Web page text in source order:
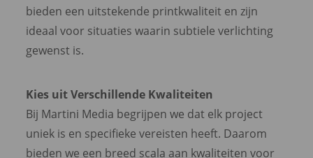
bieden een uitstekende printkwaliteit en zijn
ideaal voor situaties waarin subtiele verlichting
gewenst is.
Kies uit Verschillende Kwaliteiten
Bij Martini Media begrijpen we dat elk project
uniek is en specifieke vereisten heeft. Daarom
bieden we een breed scala aan kwaliteiten voor